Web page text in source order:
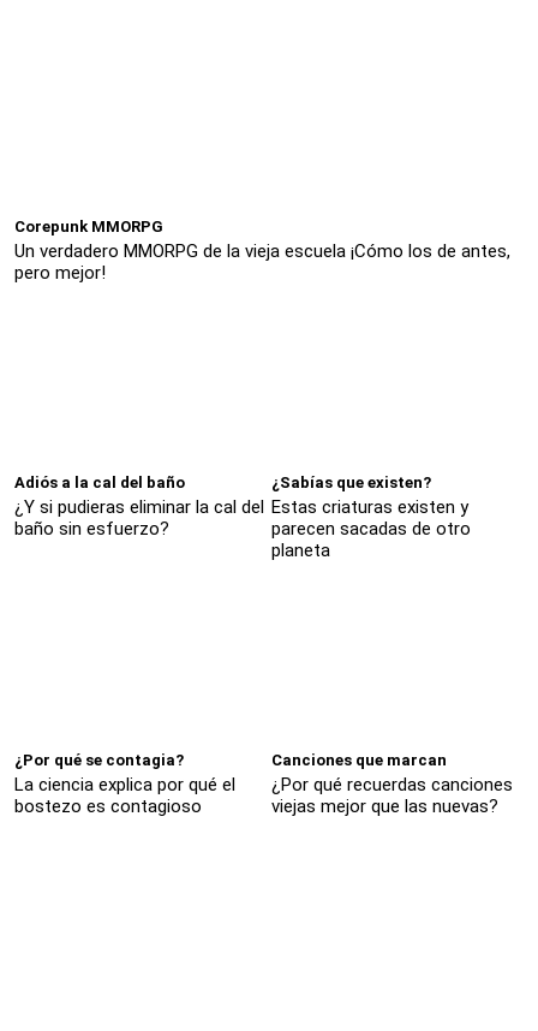
Corepunk MMORPG
Un verdadero MMORPG de la vieja escuela ¡Cómo los de antes,
pero mejor!
Adiós a la cal del baño
¿Y si pudieras eliminar la cal del
baño sin esfuerzo?
¿Sabías que existen?
Estas criaturas existen y
parecen sacadas de otro
planeta
¿Por qué se contagia?
La ciencia explica por qué el
bostezo es contagioso
Canciones que marcan
¿Por qué recuerdas canciones
viejas mejor que las nuevas?